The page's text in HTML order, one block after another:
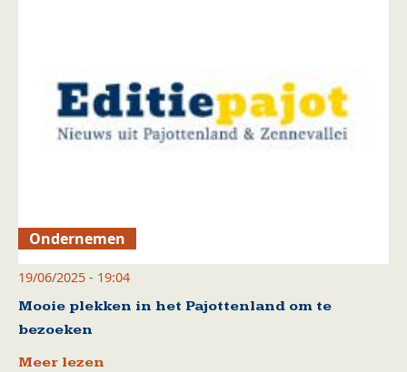
Ondernemen
19/06/2025 - 19:04
Mooie plekken in het Pajottenland om te
bezoeken
Meer lezen